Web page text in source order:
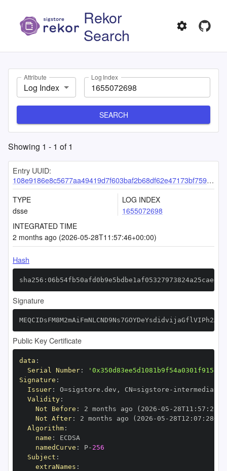
Rekor
Search
Attribute
Log Index
Log Index
SEARCH
Showing 1 - 1 of1
Entry UUID:
108e9186e8c5677aa49419d7f603baf2b68df62e47173bf75906f855b725b0e2070b4cce44b0c635
TYPE
dsse
LOG INDEX
1655072698
INTEGRATED TIME
2 months ago (2026-05-28T11:57:46+00:00)
Hash
Signature
Public Key Certificate
data :
Serial Number:
Signature :
Issuer: O=sigstore.dev , CN=sigstore -
Validity:
Not Before : 2 months ago (2026 -05 - 28T11 : 57 :
Not After: 2 months ago (2026 -05 - 28T12 : 07 : 28+00
Algorithm:
name :
namedCurve : P- 256
Subject :
extraNames :